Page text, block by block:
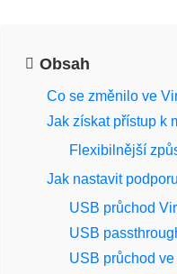
Obsah
Co se změnilo ve
Jak získat přístup k
Flexibilnější
Jak nastavit
USB průchod
USB
USB průchod